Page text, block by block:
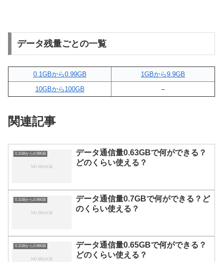
データ残量ごとの一覧
0.1GBから0.99GB
1GBから9.9GB
10GBから100GB
–
関連記事
0.1GBから0.99GB
データ通信量0.63GBで何ができる？
どのくらい使える？
0.1GBから0.99GB
データ通信量0.7GBで何ができる？ど
のくらい使える？
0.1GBから0.99GB
データ通信量0.65GBで何ができる？
どのくらい使える？